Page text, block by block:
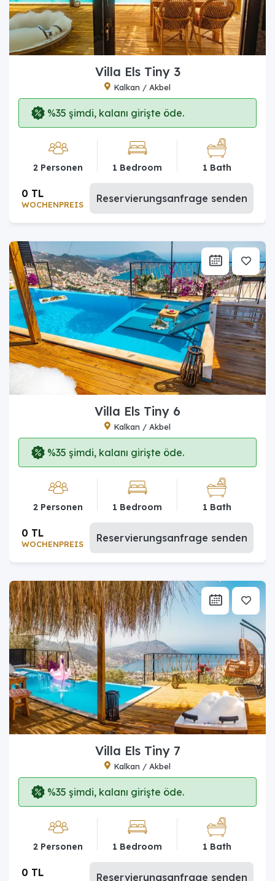
Villa Els Tiny 3
Kalkan / Akbel
%35 şimdi, kalanı girişte öde.
2 Personen 1 Bedroom 1 Bath
WOCHENPREIS
0 TL Reservierungsanfrage senden
Villa Els Tiny 6
Kalkan / Akbel
%35 şimdi, kalanı girişte öde.
2 Personen 1 Bedroom 1 Bath
WOCHENPREIS
0 TL Reservierungsanfrage senden
Villa Els Tiny 7
Kalkan / Akbel
%35 şimdi, kalanı girişte öde.
2 Personen 1 Bedroom 1 Bath
0 TL Reservierungsanfrage senden